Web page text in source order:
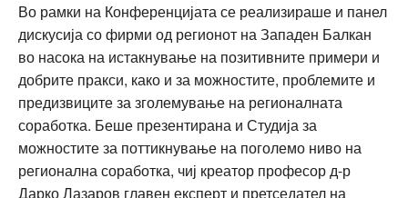
Во рамки на Конференцијата се реализираше и панел
дискусија со фирми од регионот на Западен Балкан
во насока на истакнување на позитивните примери и
добрите пракси, како и за можностите, проблемите и
предизвиците за зголемување на регионалната
соработка. Беше презентирана и Студија за
можностите за поттикнување на поголемо ниво на
регионална соработка, чиј креатор професор д-р
Дарко Лазаров главен експерт и претседател на